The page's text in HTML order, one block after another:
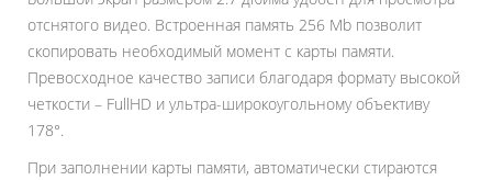
отснятого видео. Встроенная память 256 Mb позволит
скопировать необходимый момент с карты памяти.
Превосходное качество записи благодаря формату высокой
четкости – FullHD и ультра-широкоугольному объективу
178°.
При заполнении карты памяти, автоматически стираются